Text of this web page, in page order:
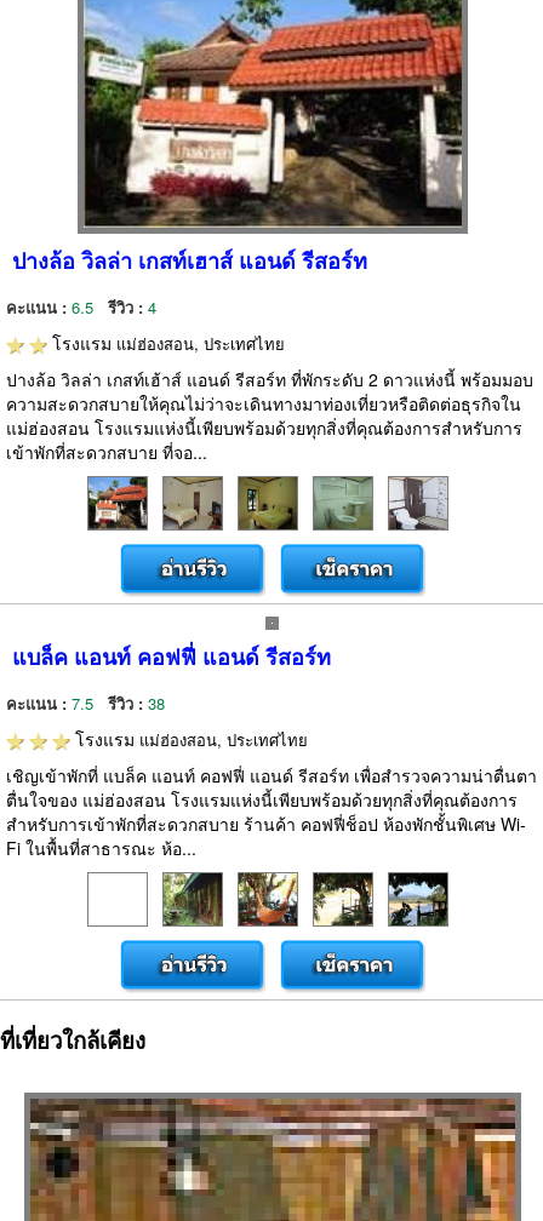
ปางล้อ วิลล่า เกสท์เฮาส์ แอนด์ รีสอร์ท
คะแนน : 6.5 รีวิว : 4
โรงแรม แม่ฮ่องสอน, ประเทศไทย
ปางล้อ วิลล่า เกสท์เฮ้าส์ แอนด์ รีสอร์ท ที่พักระดับ 2 ดาวแห่งนี้ พร้อมมอบ
ความสะดวกสบายให้คุณไม่ว่าจะเดินทางมาท่องเที่ยวหรือติดต่อธุรกิจใน
แม่ฮ่องสอน โรงแรมแห่งนี้เพียบพร้อมด้วยทุกสิ่งที่คุณต้องการสำหรับการ
เข้าพักที่สะดวกสบาย ที่จอ...
แบล็ค แอนท์ คอฟฟี่ แอนด์ รีสอร์ท
คะแนน : 7.5 รีวิว : 38
โรงแรม แม่ฮ่องสอน, ประเทศไทย
เชิญเข้าพักที่ แบล็ค แอนท์ คอฟฟี่ แอนด์ รีสอร์ท เพื่อสำรวจความน่าตื่นตา
ตื่นใจของ แม่ฮ่องสอน โรงแรมแห่งนี้เพียบพร้อมด้วยทุกสิ่งที่คุณต้องการ
สำหรับการเข้าพักที่สะดวกสบาย ร้านค้า คอฟฟี่ช็อป ห้องพักชั้นพิเศษ Wi-
Fi ในพื้นที่สาธารณะ ห้อ...
ที่เที่ยวใกล้เคียง